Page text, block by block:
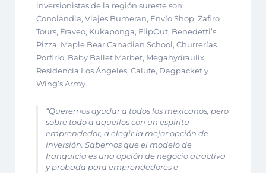
inversionistas de la región sureste son:
Conolandia, Viajes Bumeran, Envío Shop, Zafiro
Tours, Fraveo, Kukaponga, FlipOut, Benedetti’s
Pizza, Maple Bear Canadian School, Churrerías
Porfirio, Baby Ballet Marbet, Megahydraulix,
Residencia Los Ángeles, Calufe, Dagpacket y
Wing’s Army.
“Queremos ayudar a todos los mexicanos, pero
sobre todo a aquellos con un espíritu
emprendedor, a elegir la mejor opción de
inversión. Sabemos que el modelo de
franquicia es una opción de negocio atractiva
y probada para emprendedores e